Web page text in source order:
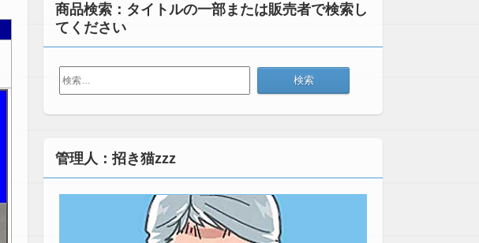
商品検索：タイトルの一部または販売者で検索し
てください
検
索:
管理人：招き猫zzz